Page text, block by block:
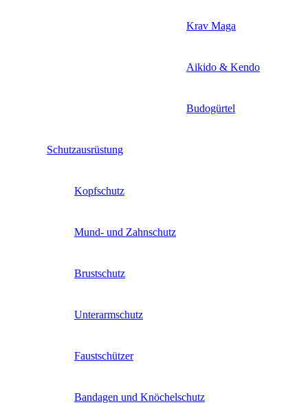
Krav Maga
Aikido & Kendo
Budogürtel
Schutzausrüstung
Kopfschutz
Mund- und Zahnschutz
Brustschutz
Unterarmschutz
Faustschützer
Bandagen und Knöchelschutz